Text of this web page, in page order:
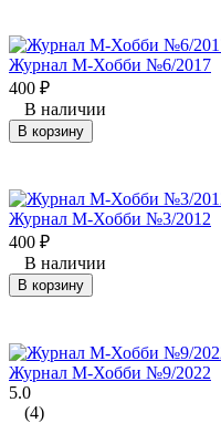
Журнал М-Хобби №6/2017
400 ₽
В наличии
В корзину
Журнал М-Хобби №3/2012
400 ₽
В наличии
В корзину
Журнал М-Хобби №9/2022
5.0
(4)